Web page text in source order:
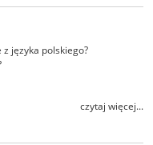
z języka polskiego?
czytaj więcej...